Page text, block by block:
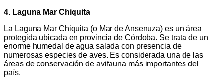
4. Laguna Mar Chiquita
La Laguna Mar Chiquita (o Mar de Ansenuza) es un área
protegida ubicada en provincia de Córdoba. Se trata de un
enorme humedal de agua salada con presencia de
numerosas especies de aves. Es considerada una de las
áreas de conservación de avifauna más importantes del
país.